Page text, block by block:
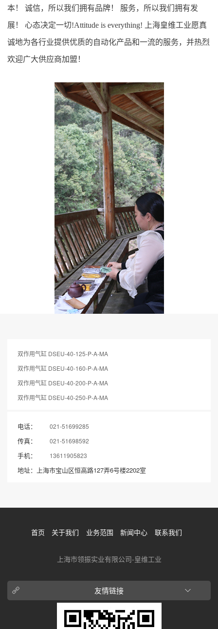
本！ 诚信，所以我们拥有品牌！ 服务，所以我们拥有发
展！ 心态决定一切!Attitude is everything! 上海皇维工业愿真
诚地为各行业提供优质的自动化产品和一流的服务，并热烈
欢迎广大供应商加盟！
双作用气缸 DSEU-40-125-P-A-MA
双作用气缸 DSEU-40-160-P-A-MA
双作用气缸 DSEU-40-200-P-A-MA
双作用气缸 DSEU-40-250-P-A-MA
电话： 021-51699285
传真： 021-51698592
手机： 13611905823
地址：上海市宝山区恒高路127弄6号楼2202室
首页 关于我们 业务范围 新闻中心 联系我们
上海市领振实业有限公司-皇维工业
友情链接